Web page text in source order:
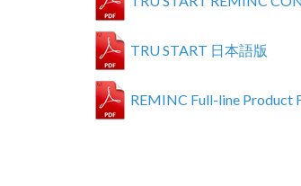
TRU START 日本語版
REMINC Full-line Product